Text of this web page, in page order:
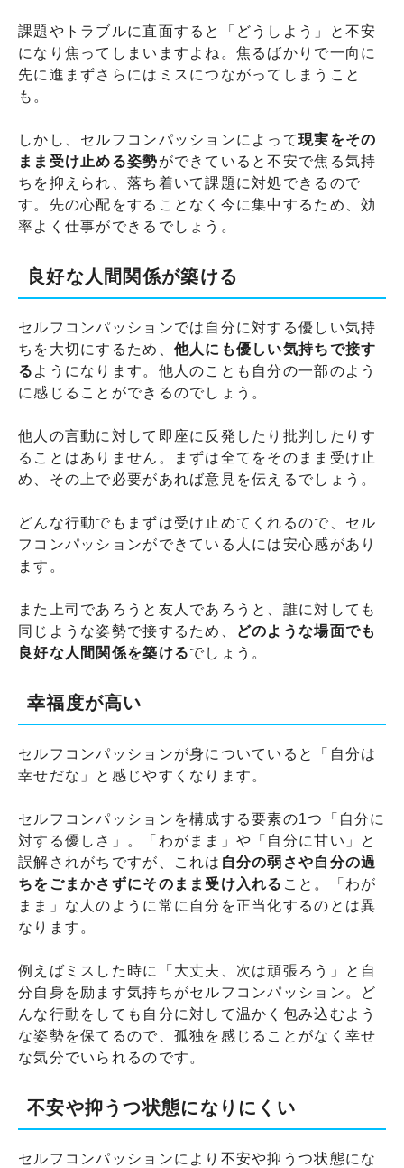
課題やトラブルに直面すると「どうしよう」と不安
になり焦ってしまいますよね。焦るばかりで一向に
先に進まずさらにはミスにつながってしまうこと
も。
しかし、セルフコンパッションによって現実をその
まま受け止める姿勢ができていると不安で焦る気持
ちを抑えられ、落ち着いて課題に対処できるので
す。先の心配をすることなく今に集中するため、効
率よく仕事ができるでしょう。
良好な人間関係が築ける
セルフコンパッションでは自分に対する優しい気持
ちを大切にするため、 他人にも優しい気持ちで接す
る ようになります。他人のことも自分の一部のよう
に感じることができるのでしょう。
他人の言動に対して即座に反発したり批判したりす
ることはありません。まずは全てをそのまま受け止
め、その上で必要があれば意見を伝えるでしょう。
どんな行動でもまずは受け止めてくれるので、セル
フコンパッションができている人には安心感があり
ます。
また上司であろうと友人であろうと、誰に対しても
同じような姿勢で接するため、
どのような場面でも
良好な人間関係を築けるでしょう。
幸福度が高い
セルフコンパッションが身についていると「自分は
幸せだな」と感じやすくなります。
セルフコンパッションを構成する要素の1つ「自分に
対する優しさ」。「わがまま」や「自分に甘い」と
誤解されがちですが、これは 自分の弱さや自分の過
ちをごまかさずにそのまま受け入れる こと。「わが
まま」な人のように常に自分を正当化するのとは異
なります。
例えばミスした時に「大丈夫、次は頑張ろう」と自
分自身を励ます気持ちがセルフコンパッション。ど
んな行動をしても自分に対して温かく包み込むよう
な姿勢を保てるので、孤独を感じることがなく幸せ
な気分でいられるのです。
不安や抑うつ状態になりにくい
セルフコンパッションにより不安や抑うつ状態にな